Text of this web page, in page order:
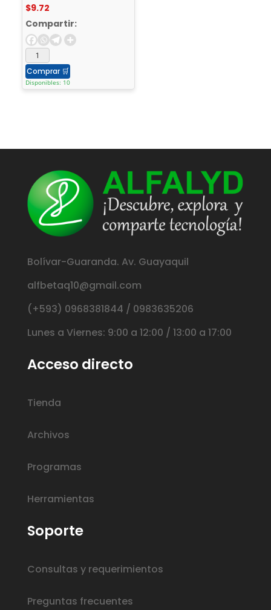
$9.72
Compartir:
Comprar 🛒
Disponibles: 10
Bolívar-Guaranda. Av. Guayaquil
alfbetaq10@gmail.com
(+593) 0968381844 / 0983635206
Lunes a Viernes: 9:00 a 12:00 / 13:00 a 17:00
Acceso directo
Tienda
Archivos
Programas
Herramientas
Soporte
Consultas y requerimientos
Preguntas frecuentes